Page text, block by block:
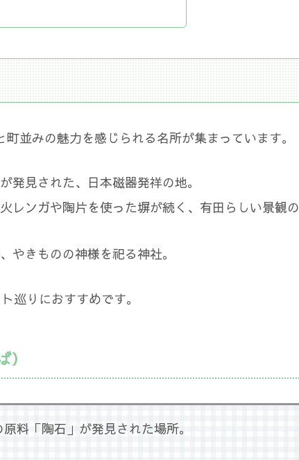
並みの魅力を感じられる名所が集まっています。
発見された、日本磁器発祥の地。
レンガや陶片を使った塀が続く、有田らしい景観の
やきものの神様を祀る神社。
巡りにおすすめです。
料「陶石」が発見された場所。